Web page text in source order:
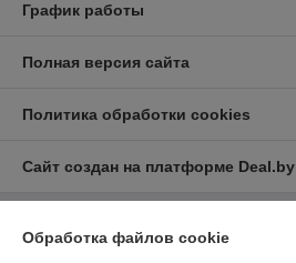
График работы
Полная версия сайта
Политика обработки cookies
Сайт создан на платформе Deal.by
Информация для покупателя
Обработка файлов cookie